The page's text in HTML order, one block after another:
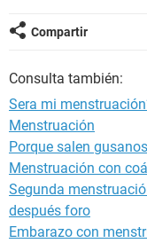
Compartir
Consulta también:
Sera mi
Menstruación
Porque salen
Menstruación con
Segunda
después foro
Embarazo con